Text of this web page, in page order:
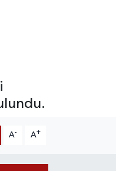
A- A+